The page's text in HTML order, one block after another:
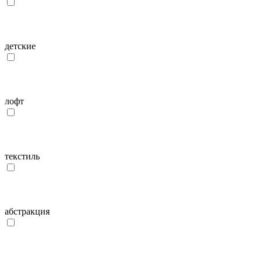
детcкие
лофт
текстиль
абстракция